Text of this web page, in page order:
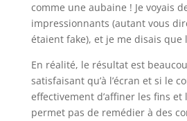
comme une aubaine ! Je voyais
impressionnants (autant vous
étaient fake), et je me disais que
En réalité, le résultat est
satisfaisant qu’à l’écran et si le
effectivement d’affiner les fins
permet pas de remédier à des